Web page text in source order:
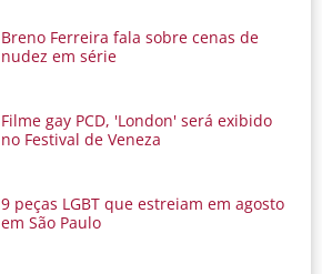
Breno Ferreira fala sobre cenas de
nudez em série
Filme gay PCD, 'London' será exibido
no Festival de Veneza
9 peças LGBT que estreiam em agosto
em São Paulo